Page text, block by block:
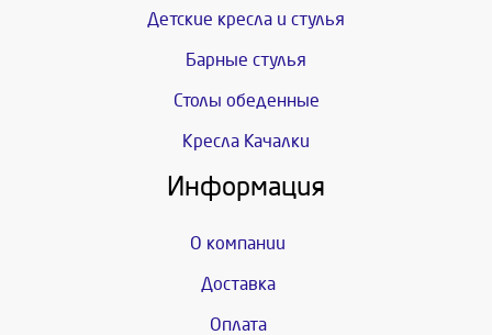
Детские кресла и стулья
Барные стулья
Столы обеденные
Кресла Качалки
Информация
О компании
Доставка
Оплата